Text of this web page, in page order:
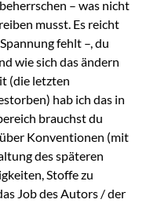
– was nicht
musst. Es reicht
fehlt –, du
wie sich das ändern
(die letzten
hab ich das in
brauchst du
Konventionen (mit
des späteren
Stoffe zu
Job des Autors / der